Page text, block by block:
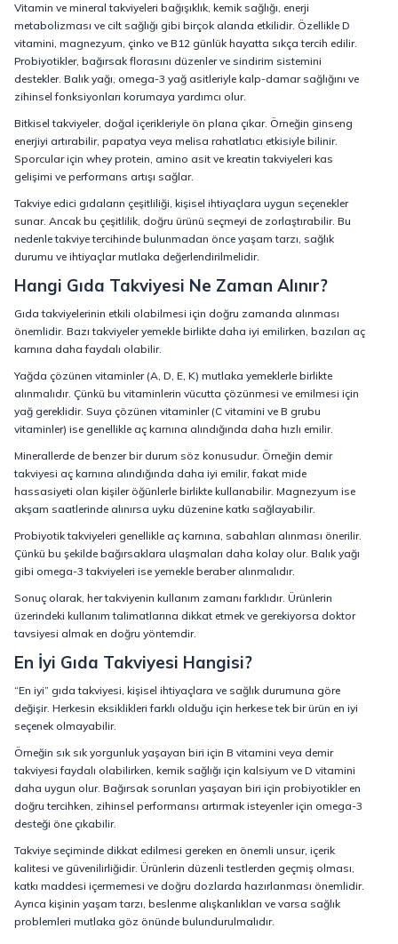
Vitamin ve mineral takviyeleri bağışıklık, kemik sağlığı, enerji
metabolizması ve cilt sağlığı gibi birçok alanda etkilidir. Özellikle D
vitamini, magnezyum, çinko ve B12 günlük hayatta sıkça tercih edilir.
Probiyotikler, bağırsak florasını düzenler ve sindirim sistemini
destekler. Balık yağı, omega-3 yağ asitleriyle kalp-damar sağlığını ve
zihinsel fonksiyonları korumaya yardımcı olur.
Bitkisel takviyeler, doğal içerikleriyle ön plana çıkar. Örneğin ginseng
enerjiyi artırabilir, papatya veya melisa rahatlatıcı etkisiyle bilinir.
Sporcular için whey protein, amino asit ve kreatin takviyeleri kas
gelişimi ve performans artışı sağlar.
Takviye edici gıdaların çeşitliliği, kişisel ihtiyaçlara uygun seçenekler
sunar. Ancak bu çeşitlilik, doğru ürünü seçmeyi de zorlaştırabilir. Bu
nedenle takviye tercihinde bulunmadan önce yaşam tarzı, sağlık
durumu ve ihtiyaçlar mutlaka değerlendirilmelidir.
Hangi Gıda Takviyesi Ne Zaman Alınır?
Gıda takviyelerinin etkili olabilmesi için doğru zamanda alınması
önemlidir. Bazı takviyeler yemekle birlikte daha iyi emilirken, bazıları aç
karnına daha faydalı olabilir.
Yağda çözünen vitaminler (A, D, E, K) mutlaka yemeklerle birlikte
alınmalıdır. Çünkü bu vitaminlerin vücutta çözünmesi ve emilmesi için
yağ gereklidir. Suya çözünen vitaminler (C vitamini ve B grubu
vitaminler) ise genellikle aç karnına alındığında daha hızlı emilir.
Minerallerde de benzer bir durum söz konusudur. Örneğin demir
takviyesi aç karnına alındığında daha iyi emilir, fakat mide
hassasiyeti olan kişiler öğünlerle birlikte kullanabilir. Magnezyum ise
akşam saatlerinde alınırsa uyku düzenine katkı sağlayabilir.
Probiyotik takviyeleri genellikle aç karnına, sabahları alınması önerilir.
Çünkü bu şekilde bağırsaklara ulaşmaları daha kolay olur. Balık yağı
gibi omega-3 takviyeleri ise yemekle beraber alınmalıdır.
Sonuç olarak, her takviyenin kullanım zamanı farklıdır. Ürünlerin
üzerindeki kullanım talimatlarına dikkat etmek ve gerekiyorsa doktor
tavsiyesi almak en doğru yöntemdir.
En İyi Gıda Takviyesi Hangisi?
“En iyi” gıda takviyesi, kişisel ihtiyaçlara ve sağlık durumuna göre
değişir. Herkesin eksiklikleri farklı olduğu için herkese tek bir ürün en iyi
seçenek olmayabilir.
Örneğin sık sık yorgunluk yaşayan biri için B vitamini veya demir
takviyesi faydalı olabilirken, kemik sağlığı için kalsiyum ve D vitamini
daha uygun olur. Bağırsak sorunları yaşayan biri için probiyotikler en
doğru tercihken, zihinsel performansı artırmak isteyenler için omega-3
desteği öne çıkabilir.
Takviye seçiminde dikkat edilmesi gereken en önemli unsur, içerik
kalitesi ve güvenilirliğidir. Ürünlerin düzenli testlerden geçmiş olması,
katkı maddesi içermemesi ve doğru dozlarda hazırlanması önemlidir.
Ayrıca kişinin yaşam tarzı, beslenme alışkanlıkları ve varsa sağlık
problemleri mutlaka göz önünde bulundurulmalıdır.